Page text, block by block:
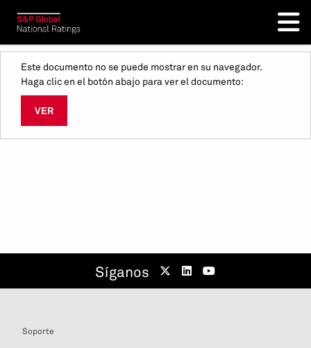
Este documento no se puede mostrar en su navegador.
Haga clic en el botón abajo para ver el documento:
VER
Síganos
Soporte